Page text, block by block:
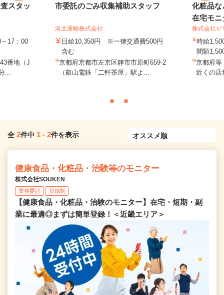
スタッ
17：00
番地（J
...
市委託のごみ収集補助スタッフ
洛北運輸株式会社
日給10,350円 ※一律交通費500円
含む
京都府京都市左京区静市市原町659-2
（叡山電鉄「二軒茶屋」駅よ...
化粧品な
在宅モニ
株式会社ビ
時給
間額
京都府
近くの店
全 2件中 1 - 2件を表示
健康食品・化粧品・治験等のモニター
株式会社SOUKEN
業務委託 登録制
【健康食品・化粧品・治験のモニター】在宅・短期・副
業に最適◎まずは簡単登録！＜近畿エリア＞